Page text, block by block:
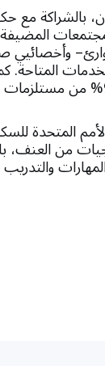
بالشراكة مع
وأخصائيي
من